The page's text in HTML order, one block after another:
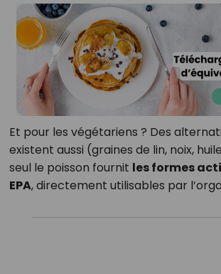
Et pour les végétariens ? Des
existent aussi (graines de lin, noix,
seul le poisson fournit les formes
EPA, directement utilisables par